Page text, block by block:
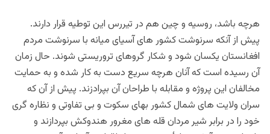
هرچه باشد، روسیه و چین هم در تیررس این توطیه قرار دارند.
پیش از آنکه سرنوشت کشور های آسیای ميانه با سرنوشت مردم
افغانستان یکسان شود و شکار گروهای تروریستی شوند. حال زمان
آن رسیده است که آنان هرچه سریع دست به کار شده و به حمایت
مخالفان این پروژه و مقابله با طراحان آن بپرادزند. پیش از آن که‌
سران ولایت های شمال کشور بهای سکوت و بی تفاوتی و نظاره گری
خود را در برابر شیر مردان قله های مغرور هندوکش بپردازند و